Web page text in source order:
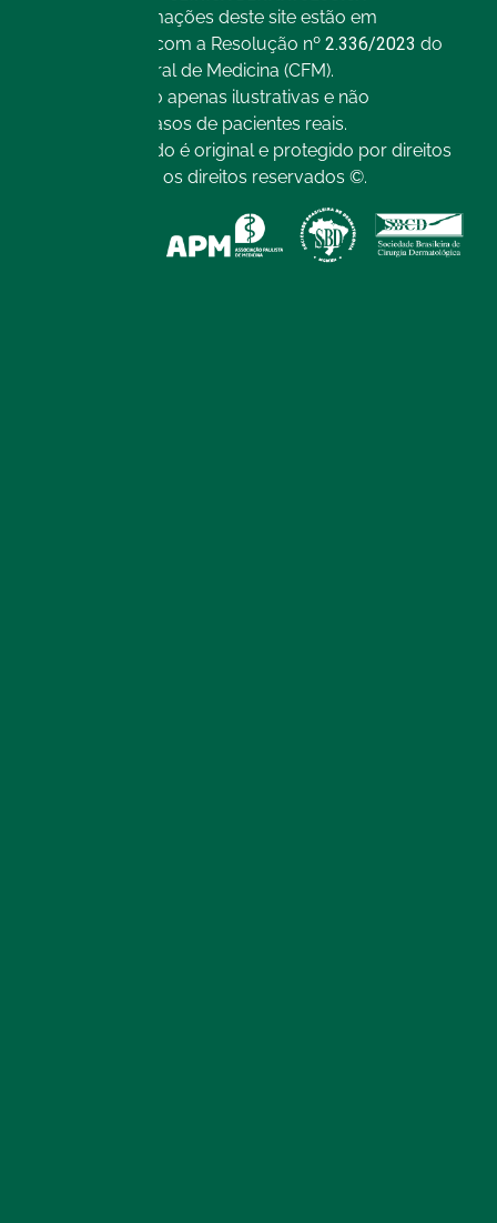
Todas as informações deste site estão em
conformidade com a Resolução nº 2.336/2023 do
Conselho Federal de Medicina (CFM).
As imagens são apenas ilustrativas e não
representam casos de pacientes reais.
Todo o conteúdo é original e protegido por direitos
autorais. Todos os direitos reservados ©.